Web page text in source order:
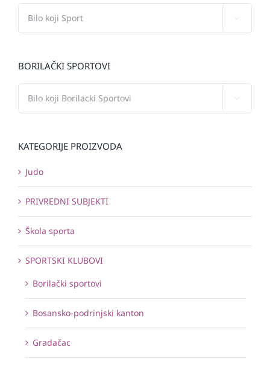
BORILAČKI SPORTOVI
KATEGORIJE PROIZVODA
Judo
PRIVREDNI SUBJEKTI
Škola sporta
SPORTSKI KLUBOVI
Borilački sportovi
Bosansko-podrinjski kanton
Gradačac